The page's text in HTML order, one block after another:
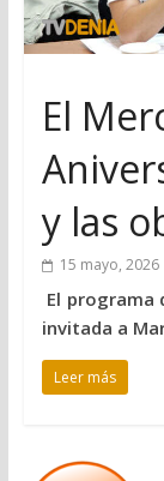
El
y las
15 mayo, 2026
El programa
invitada a
Leer más